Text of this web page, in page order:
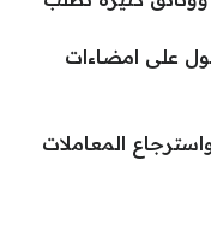
على امضاءات
المعاملات